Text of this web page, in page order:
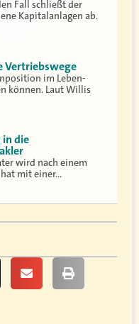
Fall schließt der
Kapitalanlagen ab.
Vertriebswege
im Leben-
können. Laut Willis
in die
wird nach einem
hat mit einer…